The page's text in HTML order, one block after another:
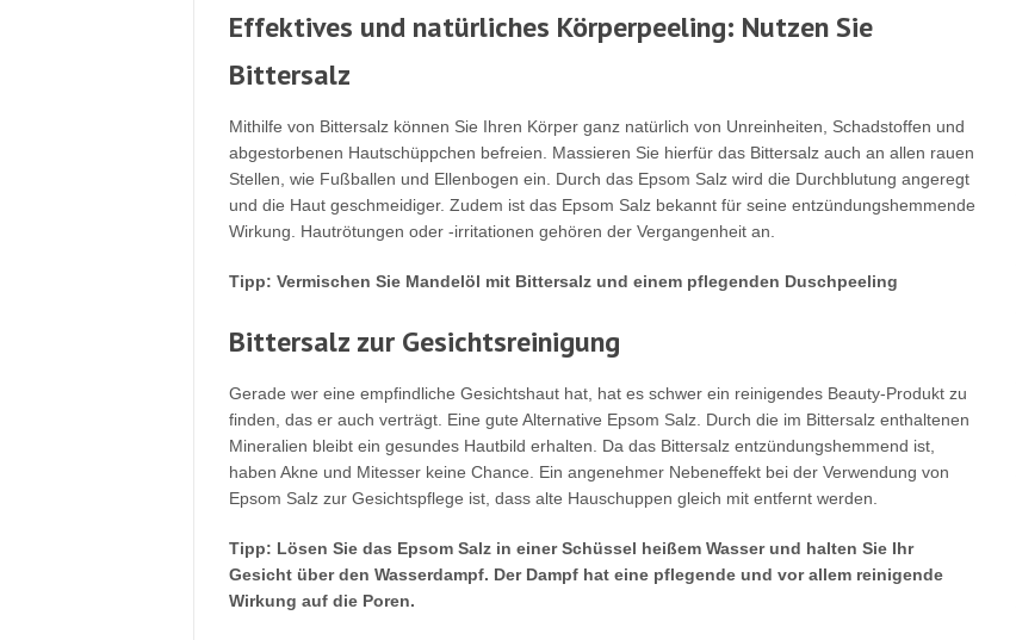
Effektives und natürliches Körperpeeling: Nutzen Sie
Bittersalz
Mithilfe von Bittersalz können Sie Ihren Körper ganz natürlich von Unreinheiten, Schadstoffen und
abgestorbenen Hautschüppchen befreien. Massieren Sie hierfür das Bittersalz auch an allen rauen
Stellen, wie Fußballen und Ellenbogen ein. Durch das Epsom Salz wird die Durchblutung angeregt
und die Haut geschmeidiger. Zudem ist das Epsom Salz bekannt für seine entzündungshemmende
Wirkung. Hautrötungen oder -irritationen gehören der Vergangenheit an.
Tipp: Vermischen Sie Mandelöl mit Bittersalz und einem pflegenden Duschpeeling
Bittersalz zur Gesichtsreinigung
Gerade wer eine empfindliche Gesichtshaut hat, hat es schwer ein reinigendes Beauty-Produkt zu
finden, das er auch verträgt. Eine gute Alternative Epsom Salz. Durch die im Bittersalz enthaltenen
Mineralien bleibt ein gesundes Hautbild erhalten. Da das Bittersalz entzündungshemmend ist,
haben Akne und Mitesser keine Chance. Ein angenehmer Nebeneffekt bei der Verwendung von
Epsom Salz zur Gesichtspflege ist, dass alte Hauschuppen gleich mit entfernt werden.
Tipp: Lösen Sie das Epsom Salz in einer Schüssel heißem Wasser und halten Sie Ihr
Gesicht über den Wasserdampf. Der Dampf hat eine pflegende und vor allem reinigende
Wirkung auf die Poren.